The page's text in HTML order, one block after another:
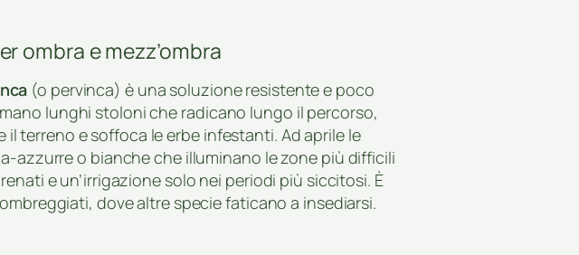
ombra e mezz’ombra
(o pervinca) è una soluzione resistente e poco
lunghi stoloni che radicano lungo il percorso,
terreno e soffoca le erbe infestanti. Ad aprile le
azzurre o bianche che illuminano le zone più difficili
e un’irrigazione solo nei periodi più siccitosi. È
dove altre specie faticano a insediarsi.